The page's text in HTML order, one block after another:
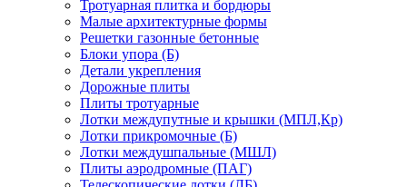
Тротуарная плитка и бордюры
Малые архитектурные формы
Решетки газонные бетонные
Блоки упора (Б)
Детали укрепления
Дорожные плиты
Плиты тротуарные
Лотки междупутные и крышки (МПЛ,Кр)
Лотки прикромочные (Б)
Лотки междушпальные (МШЛ)
Плиты аэродромные (ПАГ)